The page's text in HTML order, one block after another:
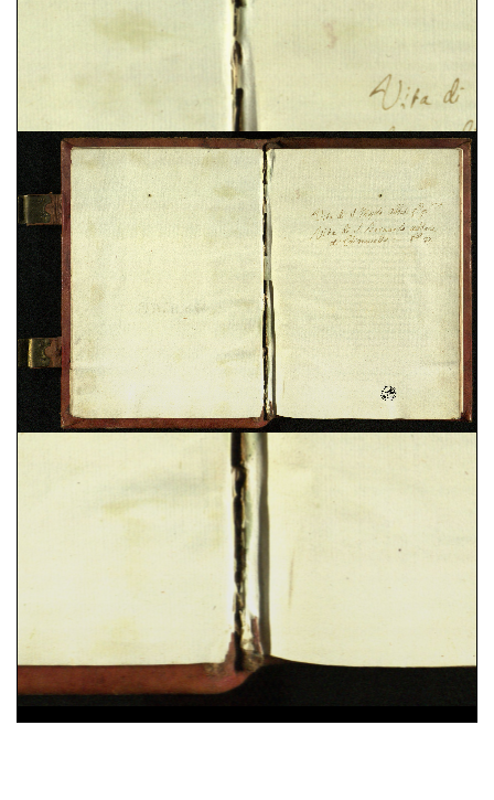
miraculis Heronymi
, sec. XV ; cart. ; 95 c. ;
195x135 mm ; ms. 37
, sec. XV ; cart. ; 37 c. ;
200x145 mm ; ms. 38
Dionysius Aeropagita,De caelesti hierarchia. De
ecclesiastica hierarchia. De divinis nominibus. De
mystica theologia , sec. XV ; membr. ; 120 c. ;
194x138 mm ; ms. 39
Domenico Cavalca,Disciplina de li spirituali, sec.
XV ; cart. ; 86 c. ; 200x150 mm ; ms. 40
Augustinus,De vera religione. De natura boni. De
triplici habitaculo, sec. XII ; membr. ; 49 c. ;
Constitutiones Congregationis Cassinensis atque
, sec. XVI ; cart. ; 95 c. ;
De imitatione Christi
cart. ; 100 c. ; 203x54 mm ; ms. 43
Benedictus (s.) Abbas,Regola in volgare, sec. XV ;